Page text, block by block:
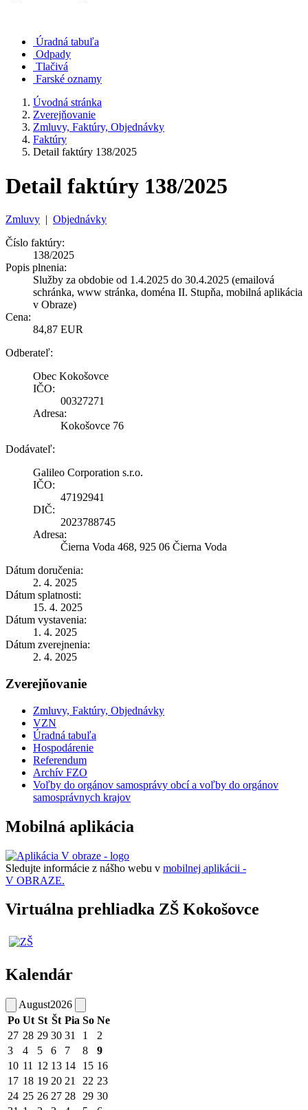
Úradná tabuľa
Odpady
Tlačivá
Farské oznamy
Úvodná stránka
Zverejňovanie
Zmluvy, Faktúry, Objednávky
Faktúry
Detail faktúry 138/2025
Detail faktúry 138/2025
Zmluvy | Objednávky
Číslo faktúry:
138/2025
Popis plnenia:
Služby za obdobie od 1.4.2025 do 30.4.2025 (emailová
schránka, www stránka, doména II. Stupňa, mobilná aplikácia
v Obraze)
Cena:
84,87 EUR
Odberateľ:
Obec Kokošovce
IČO:
00327271
Adresa:
Kokošovce 76
Dodávateľ:
Galileo Corporation s.r.o.
IČO:
47192941
DIČ:
2023788745
Adresa:
Čierna Voda 468, 925 06 Čierna Voda
Dátum doručenia:
2. 4. 2025
Dátum splatnosti:
15. 4. 2025
Dátum vystavenia:
1. 4. 2025
Dátum zverejnenia:
2. 4. 2025
Zverejňovanie
Zmluvy, Faktúry, Objednávky
VZN
Úradná tabuľa
Hospodárenie
Referendum
Archív FZO
Voľby do orgánov samosprávy obcí a voľby do orgánov
samosprávnych krajov
Mobilná aplikácia
Sledujte informácie z nášho webu v mobilnej aplikácii -
V OBRAZE.
Virtuálna prehliadka ZŠ Kokošovce
Kalendár
August2026
Po Ut St Št Pia So Ne
27 28 29 30 31 1
2
3
4 5 6 7 8
9
10 11 12 13 14 15 16
17 18 19 20 21 22 23
24 25 26 27 28 29 30